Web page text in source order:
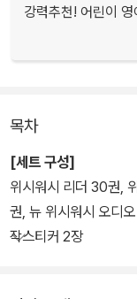
강력추천! 어린이
목차
[세트 구성]
위시워시 리더 30권,
권, 뉴 위시워시 오디
작스티커 2장